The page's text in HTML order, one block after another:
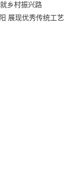
乡村振兴路
展现优秀传统工艺